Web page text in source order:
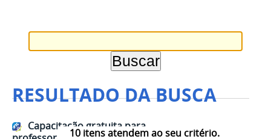
RESULTADO DA BUSCA
10itens atendem ao seu critério.
Capacitação gratuita para